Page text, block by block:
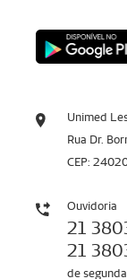
Unimed
Rua Dr.
CEP:
Ouvidoria
21
21
de